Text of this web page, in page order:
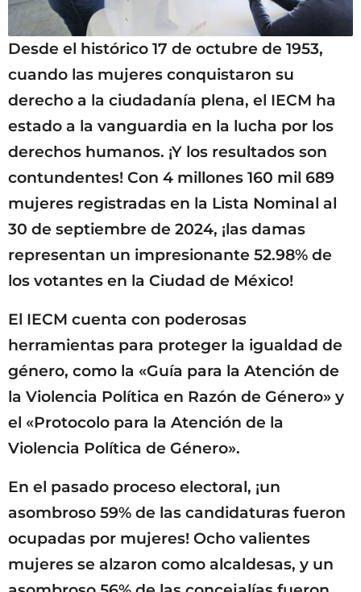
Desde el histórico 17 de octubre de 1953,
cuando las mujeres conquistaron su
derecho a la ciudadanía plena, el IECM ha
estado a la vanguardia en la lucha por los
derechos humanos. ¡Y los resultados son
contundentes! Con 4 millones 160 mil 689
mujeres registradas en la Lista Nominal al
30 de septiembre de 2024, ¡las damas
representan un impresionante 52.98% de
los votantes en la Ciudad de México!
El IECM cuenta con poderosas
herramientas para proteger la igualdad de
género, como la «Guía para la Atención de
la Violencia Política en Razón de Género» y
el «Protocolo para la Atención de la
Violencia Política de Género».
En el pasado proceso electoral, ¡un
asombroso 59% de las candidaturas fueron
ocupadas por mujeres! Ocho valientes
mujeres se alzaron como alcaldesas, y un